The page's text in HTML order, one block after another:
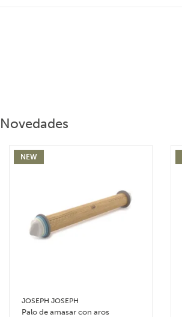
Novedades
NEW
JOSEPH JOSEPH
Palo de amasar con aros